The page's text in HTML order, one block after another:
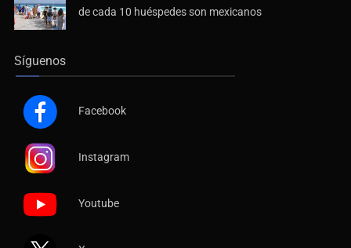
de cada 10 huéspedes son mexicanos
Síguenos
Facebook
Instagram
Youtube